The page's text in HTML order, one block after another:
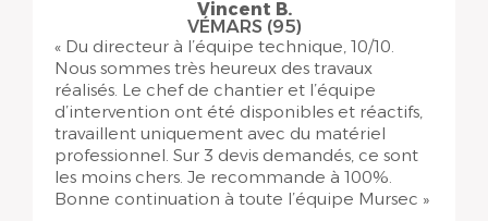
Vincent B.
VÉMARS (95)
« Du directeur à l’équipe technique, 10/10.
Nous sommes très heureux des travaux
réalisés. Le chef de chantier et l’équipe
d’intervention ont été disponibles et réactifs,
travaillent uniquement avec du matériel
professionnel. Sur 3 devis demandés, ce sont
les moins chers. Je recommande à 100%.
Bonne continuation à toute l’équipe Mursec »